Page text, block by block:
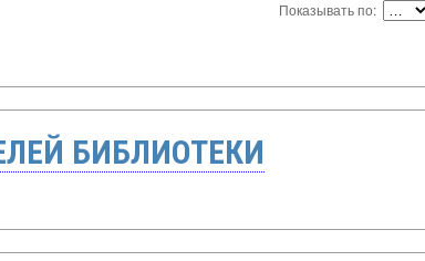
Показывать по:
БИБЛИОТЕКИ